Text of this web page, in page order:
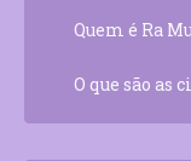
Quem é Ra
O que são as